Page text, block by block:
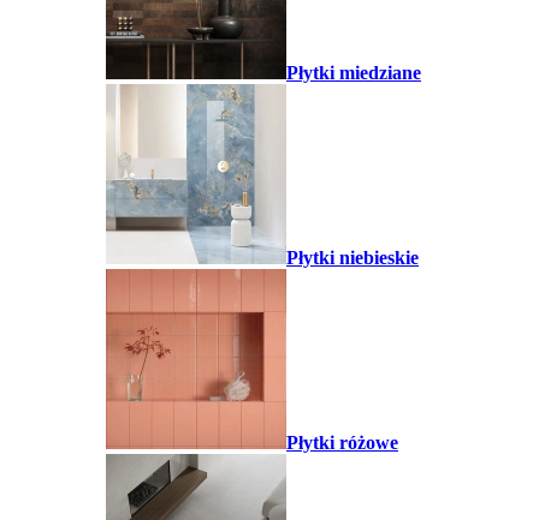
Płytki miedziane
Płytki niebieskie
Płytki różowe